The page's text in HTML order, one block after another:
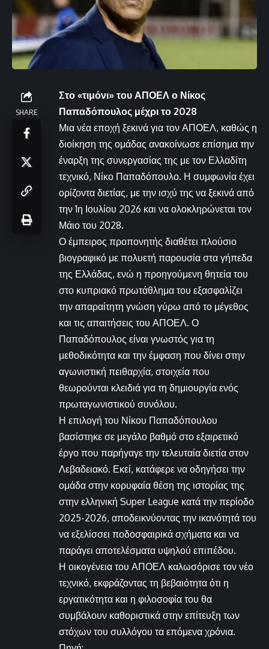
SHARE
Στο «τιμόνι» του ΑΠΟΕΛ ο Νίκος
Παπαδόπουλος μέχρι το 2028
Μια νέα εποχή ξεκινά για τον ΑΠΟΕΛ, καθώς η
διοίκηση της ομάδας ανακοίνωσε επίσημα την
έναρξη της συνεργασίας της με τον Ελλαδίτη
τεχνικό, Νίκο Παπαδόπουλο. Η συμφωνία έχει
ορίζοντα διετίας, με την ισχύ της να ξεκινά από
την 1η Ιουλίου 2026 και να ολοκληρώνεται τον
Μάιο του 2028.
Ο έμπειρος προπονητής διαθέτει πλούσιο
βιογραφικό με πολυετή παρουσία στα γήπεδα
της Ελλάδας, ενώ η προηγούμενη θητεία του
στο κυπριακό πρωτάθλημα του εξασφαλίζει
την απαραίτητη γνώση γύρω από το μέγεθος
και τις απαιτήσεις του ΑΠΟΕΛ. Ο
Παπαδόπουλος είναι γνωστός για τη
μεθοδικότητα και την έμφαση που δίνει στην
αγωνιστική πειθαρχία, στοιχεία που
θεωρούνται κλειδιά για τη δημιουργία ενός
πρωταγωνιστικού συνόλου.
Η επιλογή του Νίκου Παπαδόπουλου
βασίστηκε σε μεγάλο βαθμό στο εξαιρετικό
έργο που παρήγαγε την τελευταία διετία στον
Λεβαδειακό. Εκεί, κατάφερε να οδηγήσει την
ομάδα στην κορυφαία θέση της ιστορίας της
στην ελληνική Super League κατά την περίοδο
2025-2026, αποδεικνύοντας την ικανότητά του
να εξελίσσει ποδοσφαιρικά σχήματα και να
παράγει αποτελέσματα υψηλού επιπέδου.
Η οικογένεια του ΑΠΟΕΛ καλωσόρισε τον νέο
τεχνικό, εκφράζοντας τη βεβαιότητα ότι η
εργατικότητα και η φιλοσοφία του θα
συμβάλουν καθοριστικά στην επίτευξη των
στόχων του συλλόγου τα επόμενα χρόνια.